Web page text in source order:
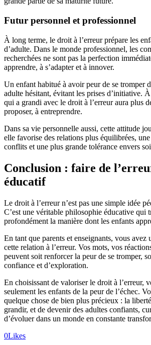
Futur personnel et professionnel
À long terme, le droit à l’erreur prépare les
d’adulte. Dans le monde professionnel, les
recherchées ne sont pas la perfection
apprendre, à s’adapter et à innover.
Un enfant habitué à avoir peur de se tromper
adulte hésitant, évitant les prises d’initiative.
qui a grandi avec le droit à l’erreur aura plus
proposer, à entreprendre.
Dans sa vie personnelle aussi, cette attitude
elle favorise des relations plus équilibrées,
conflits et une plus grande tolérance envers
Conclusion : faire de
éducatif
Le droit à l’erreur n’est pas une simple idée
C’est une véritable philosophie éducative qui
profondément la manière dont les enfants
En tant que parents et enseignants, vous avez
cette relation à l’erreur. Vos mots, vos
peuvent soit renforcer la peur de se tromper,
confiance et d’exploration.
En choisissant de valoriser le droit à l’erreur,
seulement les enfants de la peur de l’échec.
quelque chose de bien plus précieux : la
grandir, et de devenir des adultes confiants,
d’évoluer dans un monde en constante
0Likes